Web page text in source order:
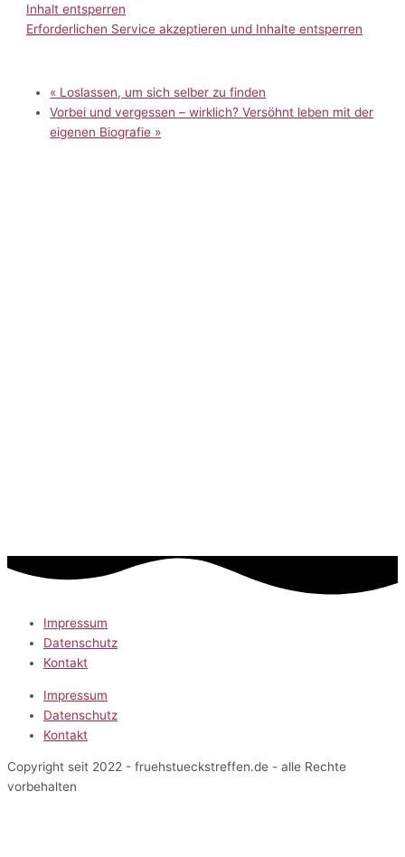
Inhalt entsperren
Erforderlichen Service akzeptieren und Inhalte entsperren
« Loslassen, um sich selber zu finden
Vorbei und vergessen – wirklich? Versöhnt leben mit der
eigenen Biografie »
Impressum
Datenschutz
Kontakt
Impressum
Datenschutz
Kontakt
Copyright seit 2022 - fruehstueckstreffen.de - alle Rechte
vorbehalten